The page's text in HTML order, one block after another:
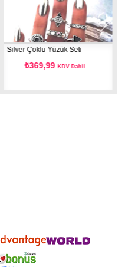
Silver Çoklu Yüzük Seti
₺369,99KDV Dahil